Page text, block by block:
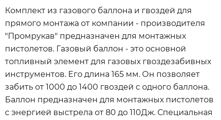
Комплект из газового баллона и гвоздей для
прямого монтажа от компании - производителя
"Промрукав" предназначен для монтажных
пистолетов. Газовый баллон - это основной
топливный элемент для газовых гвоздезабивных
инструментов. Его длина 165 мм. Он позволяет
забить от 1000 до 1400 гвоздей с одного баллона.
Баллон предназначен для монтажных пистолетов
с энергией выстрела от 80 до 110Дж. Специальная